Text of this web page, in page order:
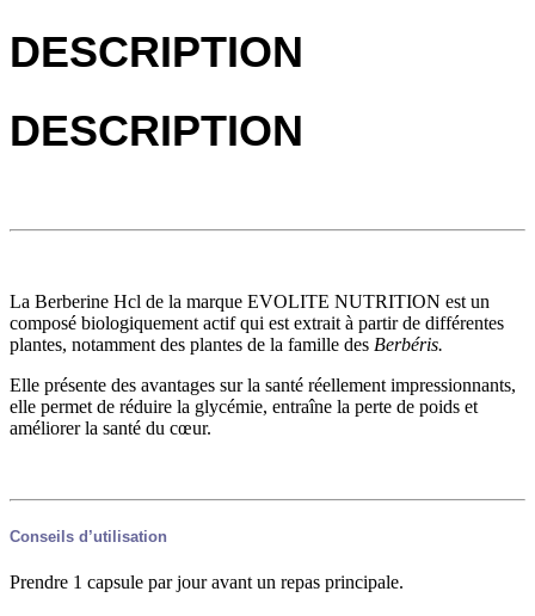
DESCRIPTION
DESCRIPTION
La Berberine Hcl de la marque EVOLITE NUTRITION est un
composé biologiquement actif qui est extrait à partir de différentes
plantes, notamment des plantes de la famille des Berbéris.
Elle présente des avantages sur la santé réellement impressionnants,
elle permet de réduire la glycémie, entraîne la perte de poids et
améliorer la santé du cœur.
Conseils d’utilisation
Prendre 1 capsule par jour avant un repas principale.